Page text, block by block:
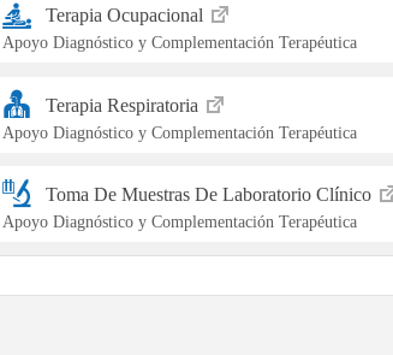
Terapia Ocupacional
Apoyo Diagnóstico y Complementación Terapéutica
Terapia Respiratoria
Apoyo Diagnóstico y Complementación Terapéutica
Toma De Muestras De Laboratorio Clínico
Apoyo Diagnóstico y Complementación Terapéutica